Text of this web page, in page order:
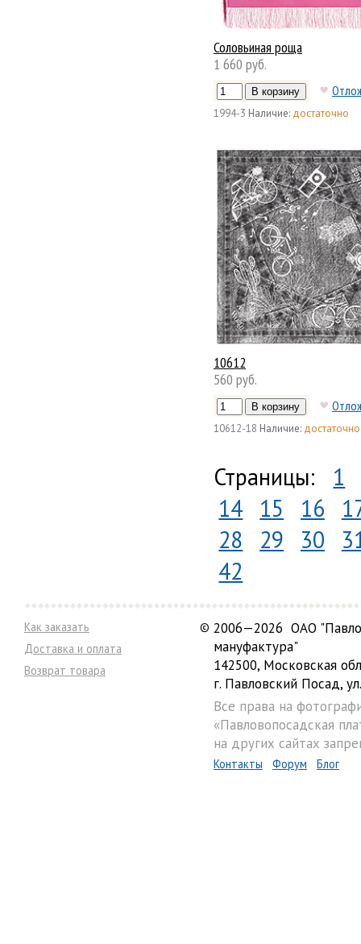
Соловьиная роща
1 660 руб.
1994-3 Наличие: достаточно
10612
560 руб.
10612-18 Наличие: достаточно
Страницы:
1
14
15 16
28
29 30
42
Как заказать
Доставка и оплата
Возврат товара
© 2006—2026 ОАО
мануфактура"
142500, Московская
г. Павловский Посад,
Все права на
«Павловопосадская
на других сайтах
Контакты Форум Блог